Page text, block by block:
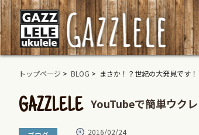
トップページ > BLOG > まさか！？世紀の大発見です！
GAZZLELE YouTubeで簡単ウク
2016/02/24